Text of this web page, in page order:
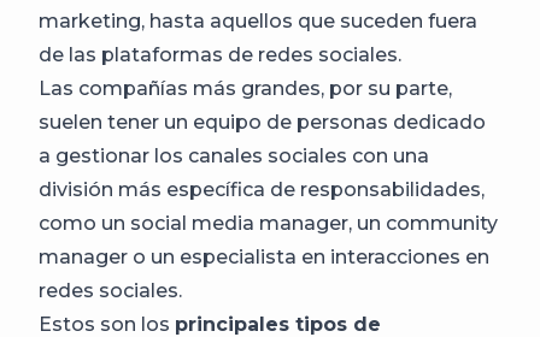
marketing, hasta aquellos que suceden fuera
de las plataformas de redes sociales.
Las compañías más grandes, por su parte,
suelen tener un equipo de personas dedicado
a gestionar los canales sociales con una
división más específica de responsabilidades,
como un social media manager, un community
manager o un especialista en interacciones en
redes sociales.
Estos son los principales tipos de